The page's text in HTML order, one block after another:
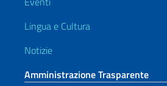
Lingua e Cultura
Notizie
Amministrazione Trasparente